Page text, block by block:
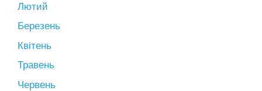
Лютий
Березень
Квітень
Травень
Червень